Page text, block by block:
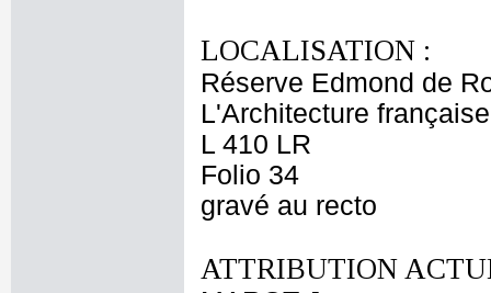
LOCALISATION :
Réserve Edmond de
L'Architecture
L 410 LR
Folio 34
gravé au recto
ATTRIBUTION